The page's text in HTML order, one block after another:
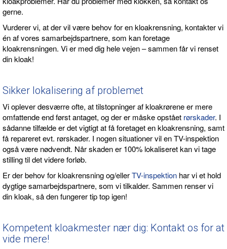
gerne.
Vurderer vi, at der vil være behov for en kloakrensning, kontakter vi
én af vores samarbejdspartnere, som kan foretage
kloakrensningen. Vi er med dig hele vejen – sammen får vi renset
din kloak!
Sikker lokalisering af problemet
Vi oplever desværre ofte, at tilstopninger af kloakrørene er mere
omfattende end først antaget, og der er måske opstået rørskader. I
sådanne tilfælde er det vigtigt at få foretaget en kloakrensning, samt
få repareret evt. rørskader. I nogen situationer vil en TV-inspektion
også være nødvendt. Når skaden er 100% lokaliseret kan vi tage
stilling til det videre forløb.
Er der behov for kloakrensning og/ellerTV-inspektion har vi et hold
dygtige samarbejdspartnere, som vi tilkalder. Sammen renser vi
din kloak, så den fungerer tip top igen!
Kompetent kloakmester nær dig: Kontakt os for at
vide mere!